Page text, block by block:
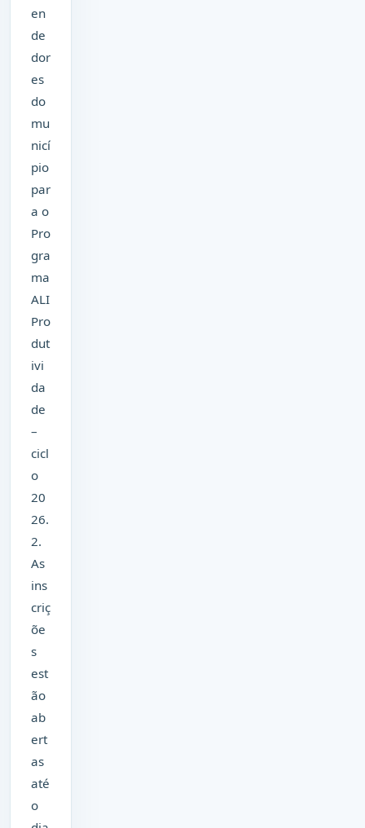
en
de
dor
es
do
mu
nicí
pio
par
a o
Pro
gra
ma
ALI
Pro
dut
ivi
da
de
–
cicl
o
20
26.
2.
As
ins
criç
õe
s
est
ão
ab
ert
as
até
o